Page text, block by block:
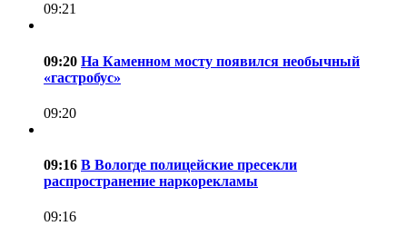
09:21
09:20 На Каменном мосту появился необычный
«гастробус»
09:20
09:16 В Вологде полицейские пресекли
распространение наркорекламы
09:16